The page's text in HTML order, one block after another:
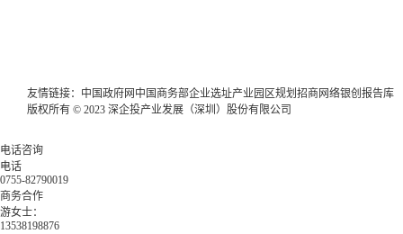
友情链接： 中国政府网 中国商务部企业选址产业园区规划 招商网络银创报告库
版权所有 © 2023 深企投产业发展（深圳）股份有限公司
电话咨询
电话
0755-82790019
商务合作
游女士：
13538198876